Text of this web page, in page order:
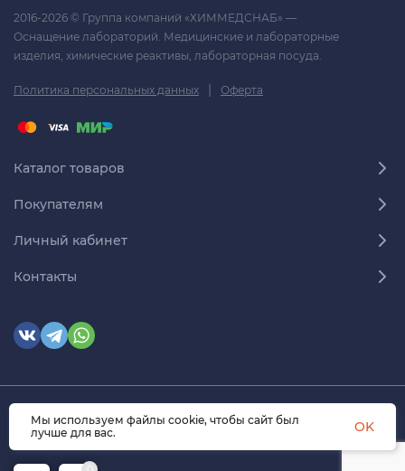
2016-2026 © Группа компаний «ХИММЕДСНАБ» —
Оснащение лабораторий. Медицинские и лабораторные
изделия, химические реактивы, лабораторная посуда.
Политика персональных данных | Оферта
Каталог товаров
Покупателям
Личный кабинет
Контакты
© 2026 himmedsnab.ru. Все права защищены
Мы используем файлы cookie, чтобы сайт был
лучше для вас.
OK